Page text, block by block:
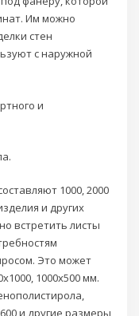
Им можно
стен
с наружной
и
1000, 2000
и других
встретить листы
Это может
1000х500 мм.
и другие размеры,